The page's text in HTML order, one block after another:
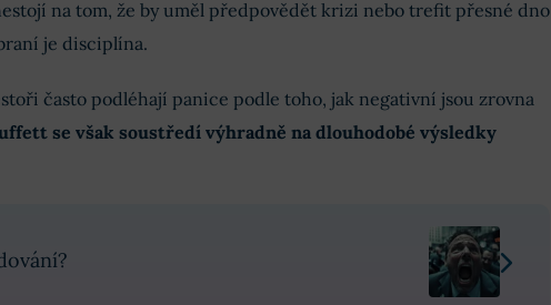
na tom, že by uměl předpovědět krizi nebo trefit přesné dno
je disciplína.
často podléhají panice podle toho, jak negativní jsou zrovna
se však soustředí výhradně na dlouhodobé výsledky